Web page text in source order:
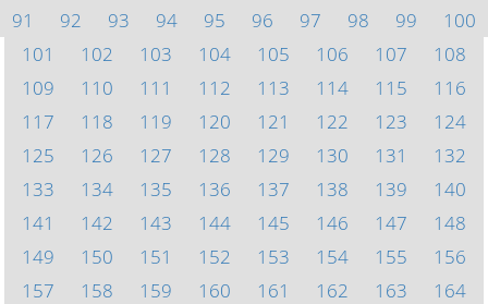
91
92 93 94 95 96 97 98 99
100
101
102 103 104 105 106 107
108
109
110 111 112 113 114 115
116
117
118 119 120 121 122 123
124
125
126 127 128 129 130 131
132
133
134 135 136 137 138 139
140
141
142 143 144 145 146 147
148
149
150 151 152 153 154 155
156
157
158 159 160 161 162 163
164